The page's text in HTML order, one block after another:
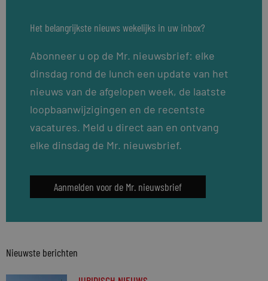
Het belangrijkste nieuws wekelijks in uw inbox?
Abonneer u op de Mr. nieuwsbrief: elke
dinsdag rond de lunch een update van het
nieuws van de afgelopen week, de laatste
loopbaanwijzigingen en de recentste
vacatures. Meld u direct aan en ontvang
elke dinsdag de Mr. nieuwsbrief.
Aanmelden voor de Mr. nieuwsbrief
Nieuwste berichten